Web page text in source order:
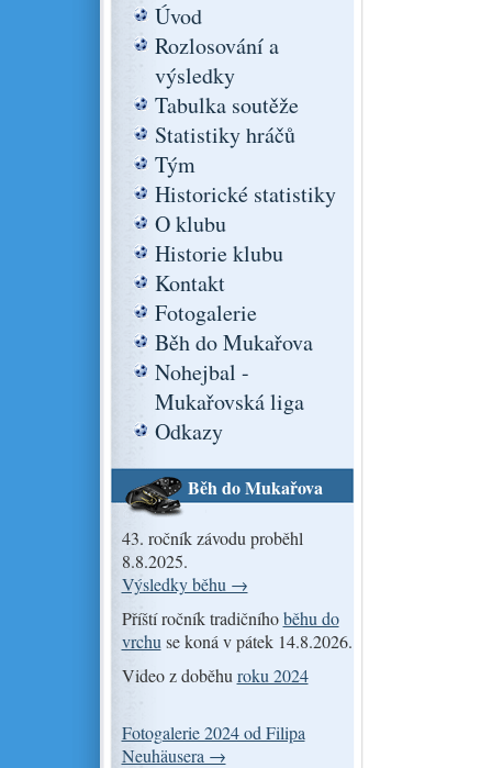
Úvod
Rozlosování a
výsledky
Tabulka soutěže
Statistiky hráčů
Tým
Historické statistiky
O klubu
Historie klubu
Kontakt
Fotogalerie
Běh do Mukařova
Nohejbal -
Mukařovská liga
Odkazy
Běh do Mukařova
43. ročník závodu proběhl
8.8.2025.
Výsledky běhu →
Příští ročník tradičníhoběhu do
vrchu se koná v pátek 14.8.2026.
Video z doběhu roku 2024
Fotogalerie 2024 od Filipa
Neuhäusera →